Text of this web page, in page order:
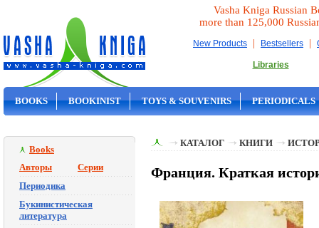
Vasha Kniga Russian
more than 125,000
New Products | Bestsellers |
Libraries
BOOKS BOOKINIST TOYS & SOUVENIRS PERIODICALS
Books
Авторы
Серии
Периодика
Букинистическая
литература
КАТАЛОГ КНИГИ
Франция. Краткая